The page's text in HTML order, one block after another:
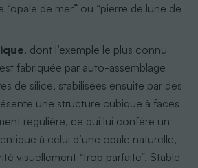
de mer” ou “pierre de lune de
, dont l’exemple le plus connu
fabriquée par auto-assemblage
de silice, stabilisées ensuite par des
une structure cubique à faces
régulière, ce qui lui confère un
à celui d’une opale naturelle,
visuellement “trop parfaite”. Stable